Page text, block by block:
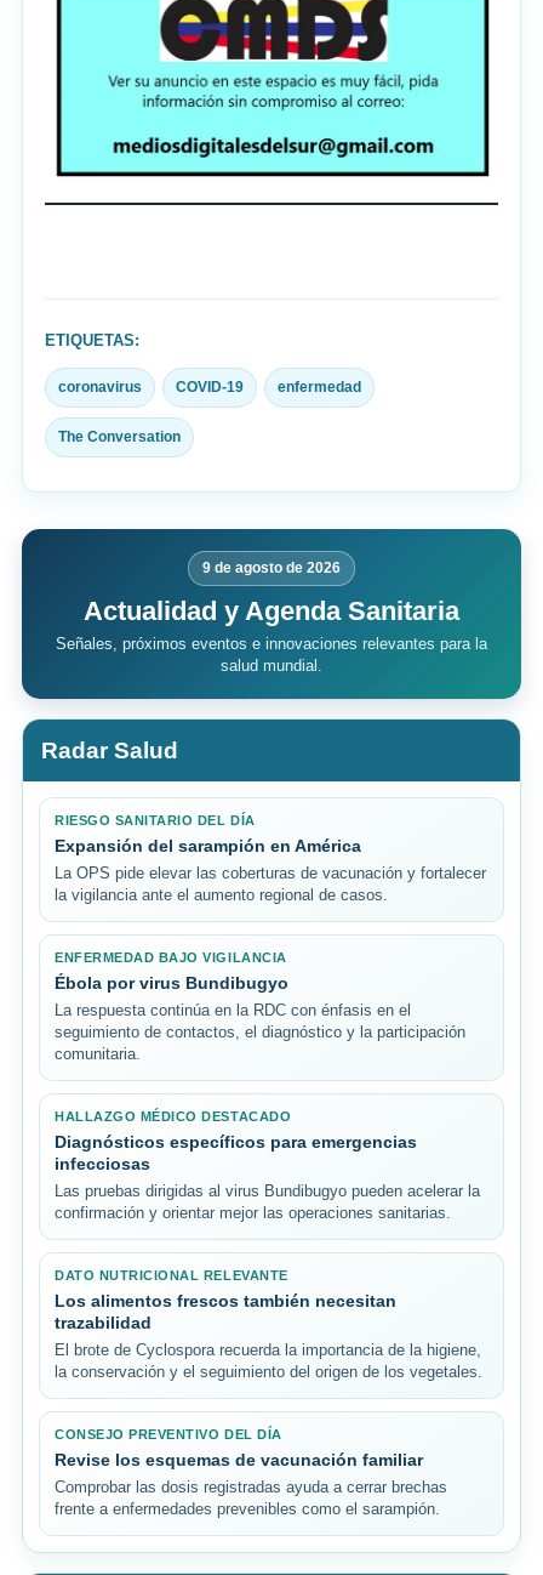
ETIQUETAS:
coronavirus COVID-19 enfermedad
The Conversation
9 de agosto de 2026
Actualidad y Agenda Sanitaria
Señales, próximos eventos e innovaciones relevantes para la
salud mundial.
Radar Salud
RIESGO SANITARIO DEL DÍA
Expansión del sarampión en América
La OPS pide elevar las coberturas de vacunación y fortalecer
la vigilancia ante el aumento regional de casos.
ENFERMEDAD BAJO VIGILANCIA
Ébola por virus Bundibugyo
La respuesta continúa en la RDC con énfasis en el
seguimiento de contactos, el diagnóstico y la participación
comunitaria.
HALLAZGO MÉDICO DESTACADO
Diagnósticos específicos para emergencias
infecciosas
Las pruebas dirigidas al virus Bundibugyo pueden acelerar la
confirmación y orientar mejor las operaciones sanitarias.
DATO NUTRICIONAL RELEVANTE
Los alimentos frescos también necesitan
trazabilidad
El brote de Cyclospora recuerda la importancia de la higiene,
la conservación y el seguimiento del origen de los vegetales.
CONSEJO PREVENTIVO DEL DÍA
Revise los esquemas de vacunación familiar
Comprobar las dosis registradas ayuda a cerrar brechas
frente a enfermedades prevenibles como el sarampión.